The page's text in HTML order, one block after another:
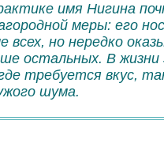
имя Нигина
меры: его
но нередко
остальных. В
требуется вкус,
шума.